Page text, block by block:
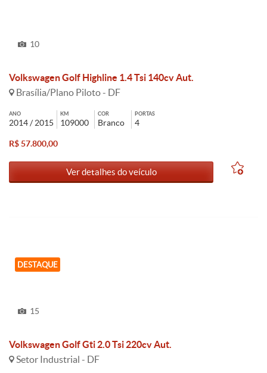
10
Volkswagen Golf Highline 1.4 Tsi 140cv Aut.
Brasília/Plano Piloto - DF
ANO
2014 / 2015
KM
109000
COR
Branco
PORTAS
4
R$ 57.800,00
Ver detalhes do veículo
DESTAQUE
15
Volkswagen Golf Gti 2.0 Tsi 220cv Aut.
Setor Industrial - DF